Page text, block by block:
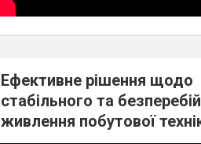
Ефективне рішення щодо
стабільного та
живлення побутової